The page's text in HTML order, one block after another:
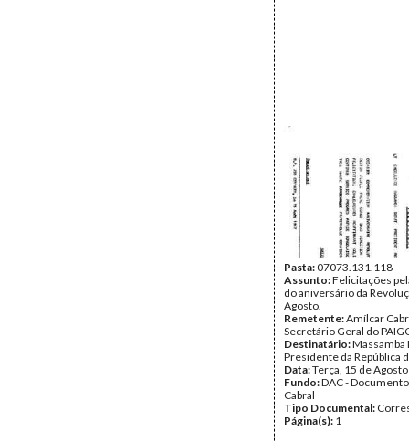
Pasta:07073.131.118
Assunto:Felicitações
do aniversário da
Agosto.
Remetente:Amílcar
Secretário Geral do
Destinatário:Massamba
Presidente da República
Data:Terça, 15 de
Fundo:DAC -
Cabral
Tipo Documental:
Página(s): 1